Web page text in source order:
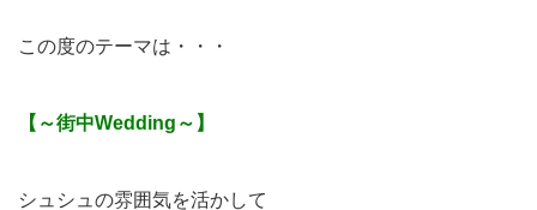
この度のテーマは・・・
【～街中Wedding～】
シュシュの雰囲気を活かして